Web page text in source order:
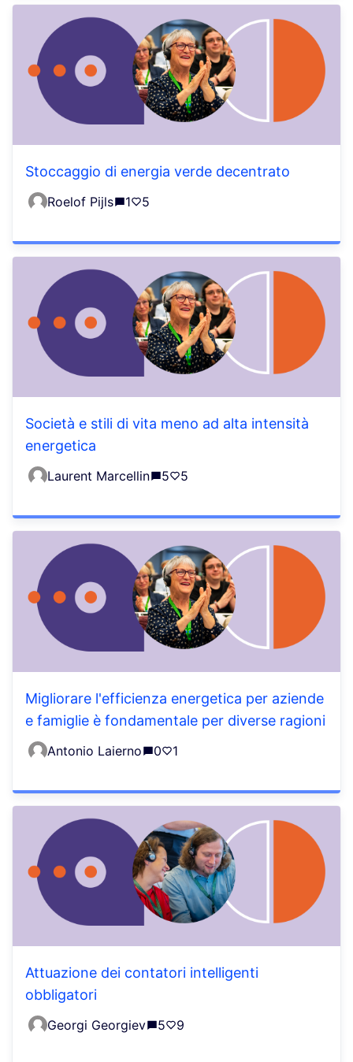
Stoccaggio di energia verde decentrato
Roelof Pijls 1 5
Società e stili di vita meno ad alta intensità
energetica
Laurent Marcellin 5 5
Migliorare l'efficienza energetica per aziende
e famiglie è fondamentale per diverse ragioni
Antonio Laierno 0 1
Attuazione dei contatori intelligenti
obbligatori
Georgi Georgiev 5 9